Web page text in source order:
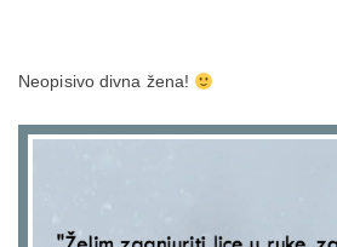
Neopisivo divna žena!